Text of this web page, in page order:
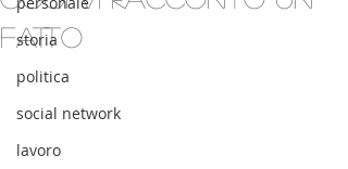
storia
politica
social network
lavoro
fatto